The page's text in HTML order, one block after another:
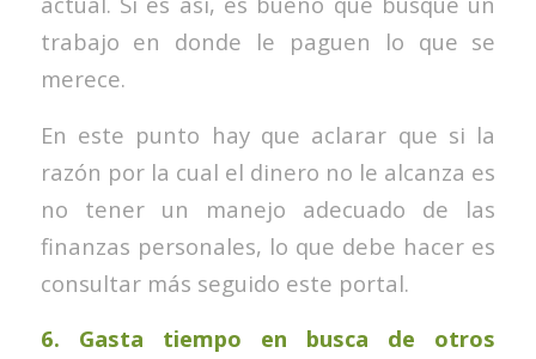
trabajo en donde le paguen lo que se
merece.
En este punto hay que aclarar que si la
razón por la cual el dinero no le alcanza es
no tener un manejo adecuado de las
finanzas personales, lo que debe hacer es
consultar más seguido este portal.
6. Gasta tiempo en busca de otros